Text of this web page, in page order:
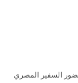
أكتوبر المجيدة، مساء الأحد، بحضور السفير المصري